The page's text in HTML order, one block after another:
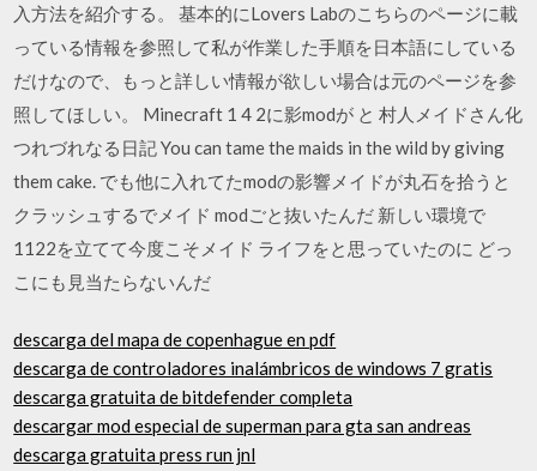
入方法を紹介する。 基本的にLovers Labのこちらのページに載
っている情報を参照して私が作業した手順を日本語にしている
だけなので、もっと詳しい情報が欲しい場合は元のページを参
照してほしい。 Minecraft 1 4 2に影modが と 村人メイドさん化
つれづれなる日記 You can tame the maids in the wild by giving
them cake. でも他に入れてたmodの影響メイドが丸石を拾うと
クラッシュするでメイド modごと抜いたんだ 新しい環境で
1122を立てて今度こそメイド ライフをと思っていたのに どっ
こにも見当たらないんだ
descarga del mapa de copenhague en pdf
descarga de controladores inalámbricos de windows 7 gratis
descarga gratuita de bitdefender completa
descargar mod especial de superman para gta san andreas
descarga gratuita press run jnl